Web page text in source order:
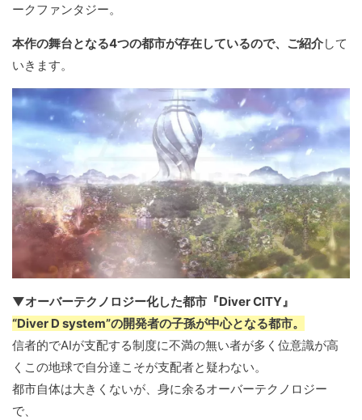
ークファンタジー。
本作の舞台となる4つの都市が存在しているので、ご紹介して
いきます。
▼オーバーテクノロジー化した都市『Diver CITY』
“Diver D system”の開発者の子孫が中心となる都市。
信者的でAIが支配する制度に不満の無い者が多く位意識が高
くこの地球で自分達こそが支配者と疑わない。
都市自体は大きくないが、身に余るオーバーテクノロジー
で、